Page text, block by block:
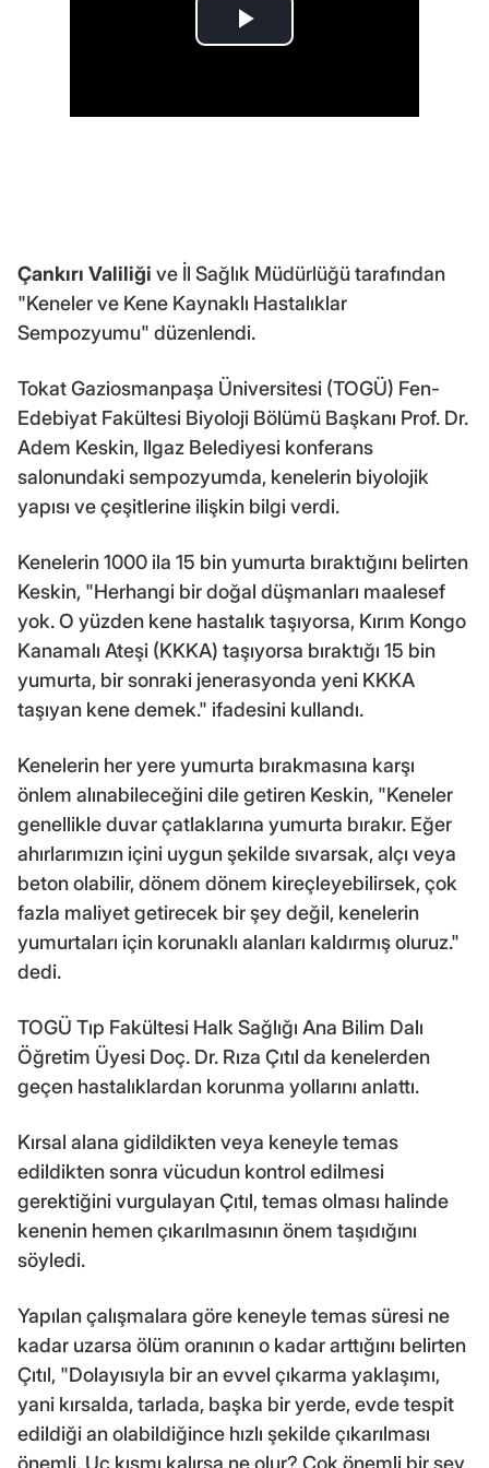
Çankırı Valiliği ve İl Sağlık Müdürlüğü tarafından
"Keneler ve Kene Kaynaklı Hastalıklar
Sempozyumu" düzenlendi.
Tokat Gaziosmanpaşa Üniversitesi (TOGÜ) Fen-
Edebiyat Fakültesi Biyoloji Bölümü Başkanı Prof. Dr.
Adem Keskin, Ilgaz Belediyesi konferans
salonundaki sempozyumda, kenelerin biyolojik
yapısı ve çeşitlerine ilişkin bilgi verdi.
Kenelerin 1000 ila 15 bin yumurta bıraktığını belirten
Keskin, "Herhangi bir doğal düşmanları maalesef
yok. O yüzden kene hastalık taşıyorsa, Kırım Kongo
Kanamalı Ateşi (KKKA) taşıyorsa bıraktığı 15 bin
yumurta, bir sonraki jenerasyonda yeni KKKA
taşıyan kene demek." ifadesini kullandı.
Kenelerin her yere yumurta bırakmasına karşı
önlem alınabileceğini dile getiren Keskin, "Keneler
genellikle duvar çatlaklarına yumurta bırakır. Eğer
ahırlarımızın içini uygun şekilde sıvarsak, alçı veya
beton olabilir, dönem dönem kireçleyebilirsek, çok
fazla maliyet getirecek bir şey değil, kenelerin
yumurtaları için korunaklı alanları kaldırmış oluruz."
dedi.
TOGÜ Tıp Fakültesi Halk Sağlığı Ana Bilim Dalı
Öğretim Üyesi Doç. Dr. Rıza Çıtıl da kenelerden
geçen hastalıklardan korunma yollarını anlattı.
Kırsal alana gidildikten veya keneyle temas
edildikten sonra vücudun kontrol edilmesi
gerektiğini vurgulayan Çıtıl, temas olması halinde
kenenin hemen çıkarılmasının önem taşıdığını
söyledi.
Yapılan çalışmalara göre keneyle temas süresi ne
kadar uzarsa ölüm oranının o kadar arttığını belirten
Çıtıl, "Dolayısıyla bir an evvel çıkarma yaklaşımı,
yani kırsalda, tarlada, başka bir yerde, evde tespit
edildiği an olabildiğince hızlı şekilde çıkarılması